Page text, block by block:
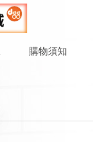
購物須知